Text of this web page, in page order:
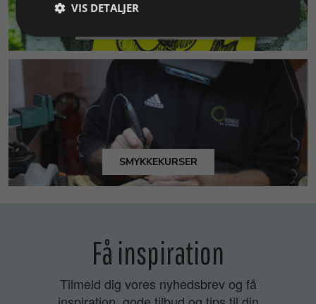
SMYKKEKURSER
Få inspiration
Tilmeld dig vores nyhedsbrev og få
VIS DETALJER